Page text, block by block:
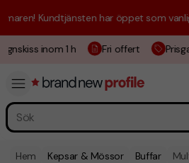
Kundtjänsten har öppet som vanligt
inom 1 h Fri offert
Hem Kepsar & Mössor Buffar